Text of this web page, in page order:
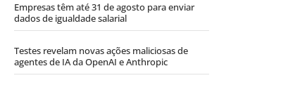
Empresas têm até 31 de agosto para enviar
dados de igualdade salarial
Testes revelam novas ações maliciosas de
agentes de IA da OpenAI e Anthropic